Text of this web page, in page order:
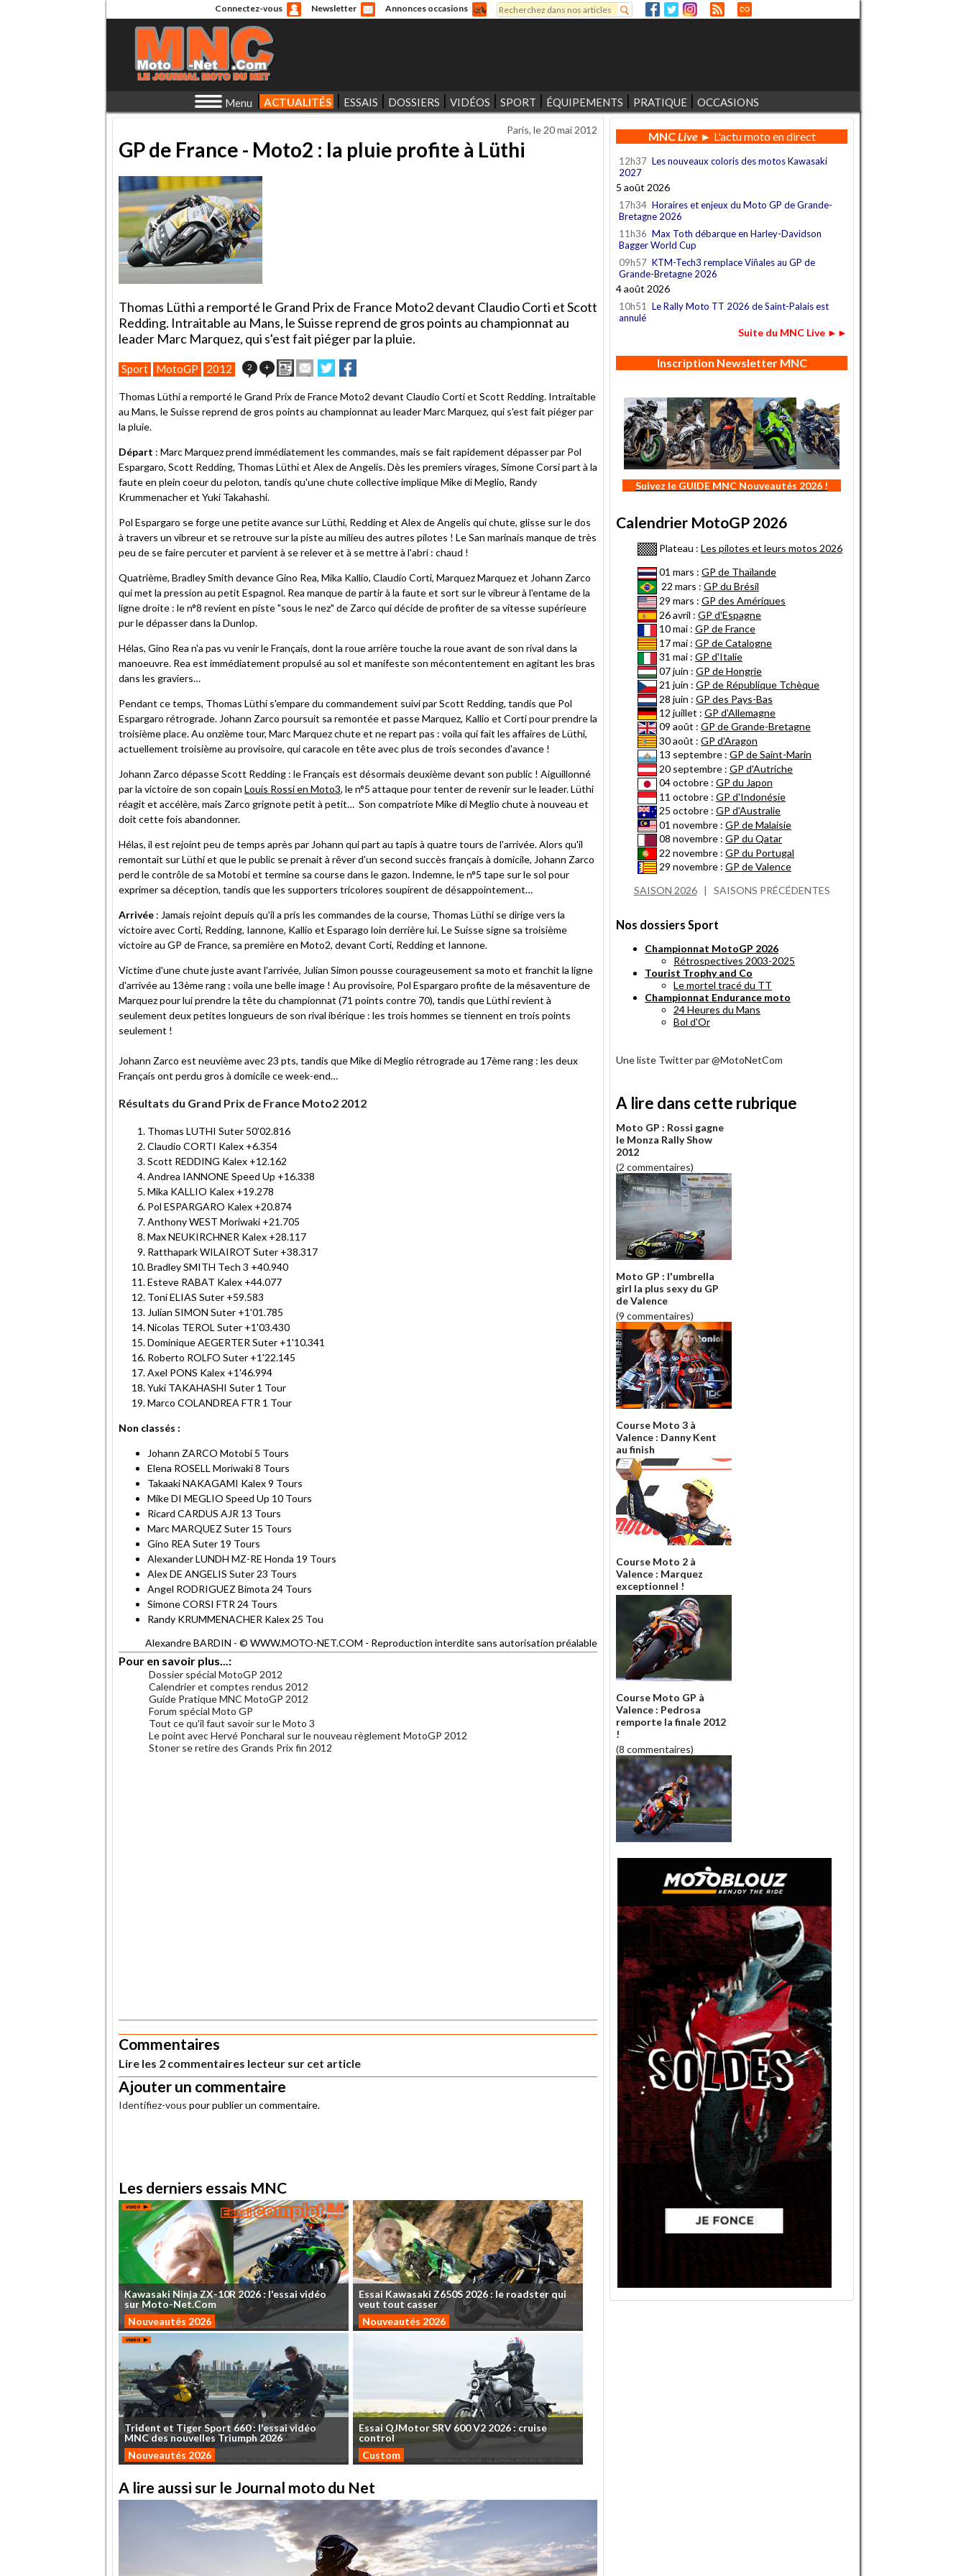
Connectez-vous Newsletter Annonces occasions
Formulaire de recherche
Rechercher
Menu ACTUALITÉS ESSAIS DOSSIERS VIDÉOS SPORT ÉQUIPEMENTS PRATIQUE OCCASIONS
Paris, le 20 mai 2012
GP de France - Moto2 : la pluie profite à Lüthi
Thomas Lüthi a remporté le Grand Prix de France Moto2 devant Claudio Corti et Scott
Redding. Intraitable au Mans, le Suisse reprend de gros points au championnat au
leader Marc Marquez, qui s'est fait piéger par la pluie.
Sport MotoGP 2012 2 + ImprimerEnvoyer
cet
à
un
Partager
sur
sur
Thomas Lüthi a remporté le Grand Prix de France Moto2 devant Claudio Corti et Scott Redding. Intraitable
au Mans, le Suisse reprend de gros points au championnat au leader Marc Marquez, qui s'est fait piéger par
la pluie.
Départ : Marc Marquez prend immédiatement les commandes, mais se fait rapidement dépasser par Pol
Espargaro, Scott Redding, Thomas Lüthi et Alex de Angelis. Dès les premiers virages, Simone Corsi part à la
faute en plein coeur du peloton, tandis qu'une chute collective implique Mike di Meglio, Randy
Krummenacher et Yuki Takahashi.
Pol Espargaro se forge une petite avance sur Lüthi, Redding et Alex de Angelis qui chute, glisse sur le dos
à travers un vibreur et se retrouve sur la piste au milieu des autres pilotes ! Le San marinais manque de très
peu de se faire percuter et parvient à se relever et à se mettre à l'abri : chaud !
Quatrième, Bradley Smith devance Gino Rea, Mika Kallio, Claudio Corti, Marquez Marquez et Johann Zarco
qui met la pression au petit Espagnol. Rea manque de partir à la faute et sort sur le vibreur à l'entame de la
ligne droite : le n°8 revient en piste "sous le nez" de Zarco qui décide de profiter de sa vitesse supérieure
pur le dépasser dans la Dunlop.
Hélas, Gino Rea n'a pas vu venir le Français, dont la roue arrière touche la roue avant de son rival dans la
manoeuvre. Rea est immédiatement propulsé au sol et manifeste son mécontentement en agitant les bras
dans les graviers…
Pendant ce temps, Thomas Lüthi s'empare du commandement suivi par Scott Redding, tandis que Pol
Espargaro rétrograde. Johann Zarco poursuit sa remontée et passe Marquez, Kallio et Corti pour prendre la
troisième place. Au onzième tour, Marc Marquez chute et ne repart pas : voila qui fait les affaires de Lüthi,
actuellement troisième au provisoire, qui caracole en tête avec plus de trois secondes d'avance !
Johann Zarco dépasse Scott Redding : le Français est désormais deuxième devant son public ! Aiguillonné
par la victoire de son copain Louis Rossi en Moto3, le n°5 attaque pour tenter de revenir sur le leader. Lüthi
réagit et accélère, mais Zarco grignote petit à petit… Son compatriote Mike di Meglio chute à nouveau et
doit cette fois abandonner.
Hélas, il est rejoint peu de temps après par Johann qui part au tapis à quatre tours de l'arrivée. Alors qu'il
remontait sur Lüthi et que le public se prenait à rêver d'un second succès français à domicile, Johann Zarco
perd le contrôle de sa Motobi et termine sa course dans le gazon. Indemne, le n°5 tape sur le sol pour
exprimer sa déception, tandis que les supporters tricolores soupirent de désappointement…
Arrivée : Jamais rejoint depuis qu'il a pris les commandes de la course, Thomas Lüthi se dirige vers la
victoire avec Corti, Redding, Iannone, Kallio et Esparago loin derrière lui. Le Suisse signe sa troisième
victoire au GP de France, sa première en Moto2, devant Corti, Redding et Iannone.
Victime d'une chute juste avant l'arrivée, Julian Simon pousse courageusement sa moto et franchit la ligne
d'arrivée au 13ème rang : voila une belle image ! Au provisoire, Pol Espargaro profite de la mésaventure de
Marquez pour lui prendre la tête du championnat (71 points contre 70), tandis que Lüthi revient à
seulement deux petites longueurs de son rival ibérique : les trois hommes se tiennent en trois points
seulement !
Johann Zarco est neuvième avec 23 pts, tandis que Mike di Meglio rétrograde au 17ème rang : les deux
Français ont perdu gros à domicile ce week-end…
Résultats du Grand Prix de France Moto2 2012
Thomas LUTHI Suter 50'02.816
Claudio CORTI Kalex +6.354
Scott REDDING Kalex +12.162
Andrea IANNONE Speed Up +16.338
Mika KALLIO Kalex +19.278
Pol ESPARGARO Kalex +20.874
Anthony WEST Moriwaki +21.705
Max NEUKIRCHNER Kalex +28.117
Ratthapark WILAIROT Suter +38.317
Bradley SMITH Tech 3 +40.940
Esteve RABAT Kalex +44.077
Toni ELIAS Suter +59.583
Julian SIMON Suter +1'01.785
Nicolas TEROL Suter +1'03.430
Dominique AEGERTER Suter +1'10.341
Roberto ROLFO Suter +1'22.145
Axel PONS Kalex +1'46.994
Yuki TAKAHASHI Suter 1 Tour
Marco COLANDREA FTR 1 Tour
Non classés :
Johann ZARCO Motobi 5 Tours
Elena ROSELL Moriwaki 8 Tours
Takaaki NAKAGAMI Kalex 9 Tours
Mike DI MEGLIO Speed Up 10 Tours
Ricard CARDUS AJR 13 Tours
Marc MARQUEZ Suter 15 Tours
Gino REA Suter 19 Tours
Alexander LUNDH MZ-RE Honda 19 Tours
Alex DE ANGELIS Suter 23 Tours
Angel RODRIGUEZ Bimota 24 Tours
Simone CORSI FTR 24 Tours
Randy KRUMMENACHER Kalex 25 Tou
Alexandre BARDIN - © WWW.MOTO-NET.COM - Reproduction interdite sans autorisation préalable
Pour en savoir plus...:
Dossier spécial MotoGP 2012
Calendrier et comptes rendus 2012
Guide Pratique MNC MotoGP 2012
Forum spécial Moto GP
Tout ce qu'il faut savoir sur le Moto 3
Le point avec Hervé Poncharal sur le nouveau règlement MotoGP 2012
Stoner se retire des Grands Prix fin 2012
Commentaires
Lire les 2 commentaires lecteur sur cet article
Ajouter un commentaire
Identifiez-vous pour publier un commentaire.
Les derniers essais MNC
Kawasaki NinjaZX-10R 2026 : l'essai vidéo
sur Moto-Net.Com
Nouveautés 2026
Essai Kawasaki Z650S2026: le roadster qui
veut tout casser
Nouveautés 2026
Trident et TigerSport 660: l'essaividéo
MNCdesnouvelles Triumph2026
Nouveautés 2026
Essai QJMotorSRV 600V2 2026: cruise
control
Custom
A lire aussi sur le Journal moto du Net
MNCLive► L'actu moto en direct
12h37 Les nouveaux coloris des motos Kawasaki
2027
5 août 2026
17h34 Horaires et enjeux du Moto GP de Grande-
Bretagne 2026
11h36 Max Toth débarque en Harley-Davidson
Bagger World Cup
09h57 KTM-Tech3 remplace Viñales au GP de
Grande-Bretagne 2026
4 août 2026
10h51
Le Rally Moto TT 2026 de Saint-Palais est
annulé
Suite du MNC Live ►►
Inscription Newsletter MNC
Suivez le GUIDE MNC Nouveautés 2026 !
Calendrier MotoGP 2026
Plateau : Les pilotes et leurs motos 2026
01 mars : GP de Thaïlande
22 mars : GP du Brésil
29 mars : GP des Amériques
26 avril : GP d'Espagne
10 mai : GP de France
17 mai : GP de Catalogne
31 mai : GP d'Italie
07 juin : GP de Hongrie
21 juin : GP de République Tchèque
28 juin : GP des Pays-Bas
12 juillet : GP d'Allemagne
09 août : GP de Grande-Bretagne
30 août : GP d'Aragon
13 septembre : GP de Saint-Marin
20 septembre : GP d'Autriche
04 octobre : GP du Japon
11 octobre : GP d'Indonésie
25 octobre : GP d'Australie
01 novembre : GP de Malaisie
08 novembre : GP du Qatar
22 novembre : GP du Portugal
29 novembre : GP de Valence
SAISON 2026| SAISONS PRÉCÉDENTES
Nos dossiers Sport
Championnat MotoGP 2026
Rétrospectives 2003-2025
Tourist Trophy and Co
Le mortel tracé du TT
Championnat Endurance moto
24 Heures du Mans
Bol d'Or
Une liste Twitter par @MotoNetCom
A lire dans cette rubrique
Moto GP : Rossi gagne
le Monza Rally Show
2012
(2 commentaires)
Moto GP : l'umbrella
girl la plus sexy du GP
de Valence
(9 commentaires)
Course Moto 3 à
Valence : Danny Kent
au finish
Course Moto 2 à
Valence : Marquez
exceptionnel !
Course Moto GP à
Valence : Pedrosa
remporte la finale 2012
!
(8 commentaires)